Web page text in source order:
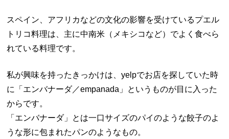
スペイン、アフリカなどの文化の影響を受けているプエル
トリコ料理は、主に中南米（メキシコなど）でよく食べら
れている料理です。
私が興味を持ったきっかけは、yelpでお店を探していた時
に「エンバナーダ／empanada」というものが目に入った
からです。
「エンバナーダ」とは一口サイズのパイのような餃子のよ
うな形に包まれたパンのようなもの。